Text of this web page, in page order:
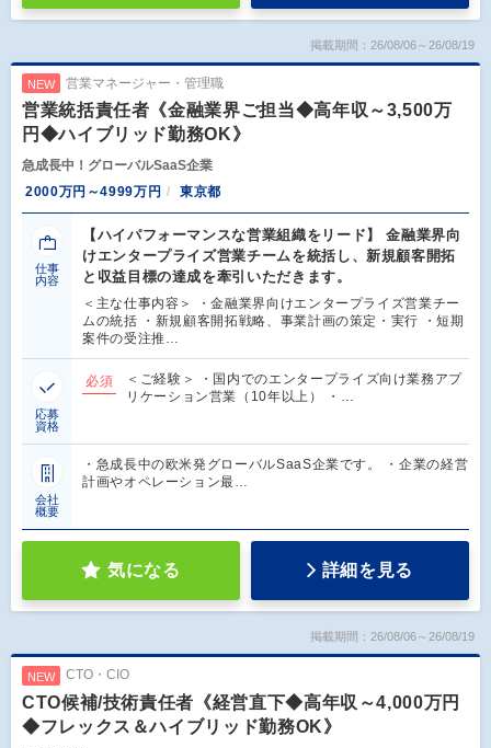
掲載期間：26/08/06～26/08/19
NEW 営業マネージャー・管理職
営業統括責任者《金融業界ご担当◆高年収～3,500万
円◆ハイブリッド勤務OK》
急成長中！グローバルSaaS企業
2000万円～4999万円
東京都
仕事
内容
【ハイパフォーマンスな営業組織をリード】 金融業界向
けエンタープライズ営業チームを統括し、新規顧客開拓
と収益目標の達成を牽引いただきます。
＜主な仕事内容＞ ・金融業界向けエンタープライズ営業チー
ムの統括 ・新規顧客開拓戦略、事業計画の策定・実行 ・短期
案件の受注推…
応募
資格
必須
＜ご経験＞ ・国内でのエンタープライズ向け業務アプ
リケーション営業（10年以上） ・…
会社
概要
・急成長中の欧米発グローバルSaaS企業です。 ・企業の経営
計画やオペレーション最…
気になる 詳細を見る
掲載期間：26/08/06～26/08/19
NEW CTO・CIO
CTO候補/技術責任者《経営直下◆高年収～4,000万円
◆フレックス＆ハイブリッド勤務OK》